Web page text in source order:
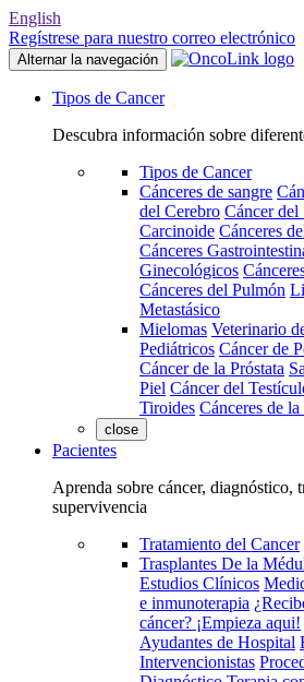
English
Regístrese para nuestro correo electrónico
Alternar la navegación
Tipos de Cancer
Descubra información sobre
Tipos de Cancer
Cánceres de sangre
del Cerebro Cáncer del
Carcinoide Cánceres
Cánceres
Ginecológicos
Cánceres del Pulmón
Metastásico
Mielomas Veterinario
Pediátricos Cáncer de
Cáncer de la Próstata
Piel Cáncer del
Tiroides Cánceres de
close
Pacientes
Aprenda sobre cáncer, diagnóstico,
supervivencia
Tratamiento del Cancer
Trasplantes De la
Estudios Clínicos
e inmunoterapia
cáncer? ¡Empieza aqui!
Ayudantes de Hospital
Intervencionistas